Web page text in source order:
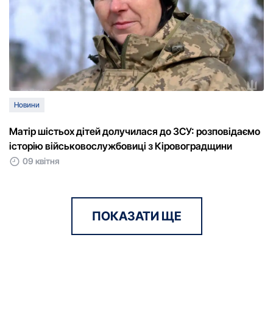
Новини
Матір шістьох дітей долучилася до ЗСУ: розповідаємо
історію військовослужбовиці з Кіровоградщини
09 квітня
ПОКАЗАТИ ЩЕ